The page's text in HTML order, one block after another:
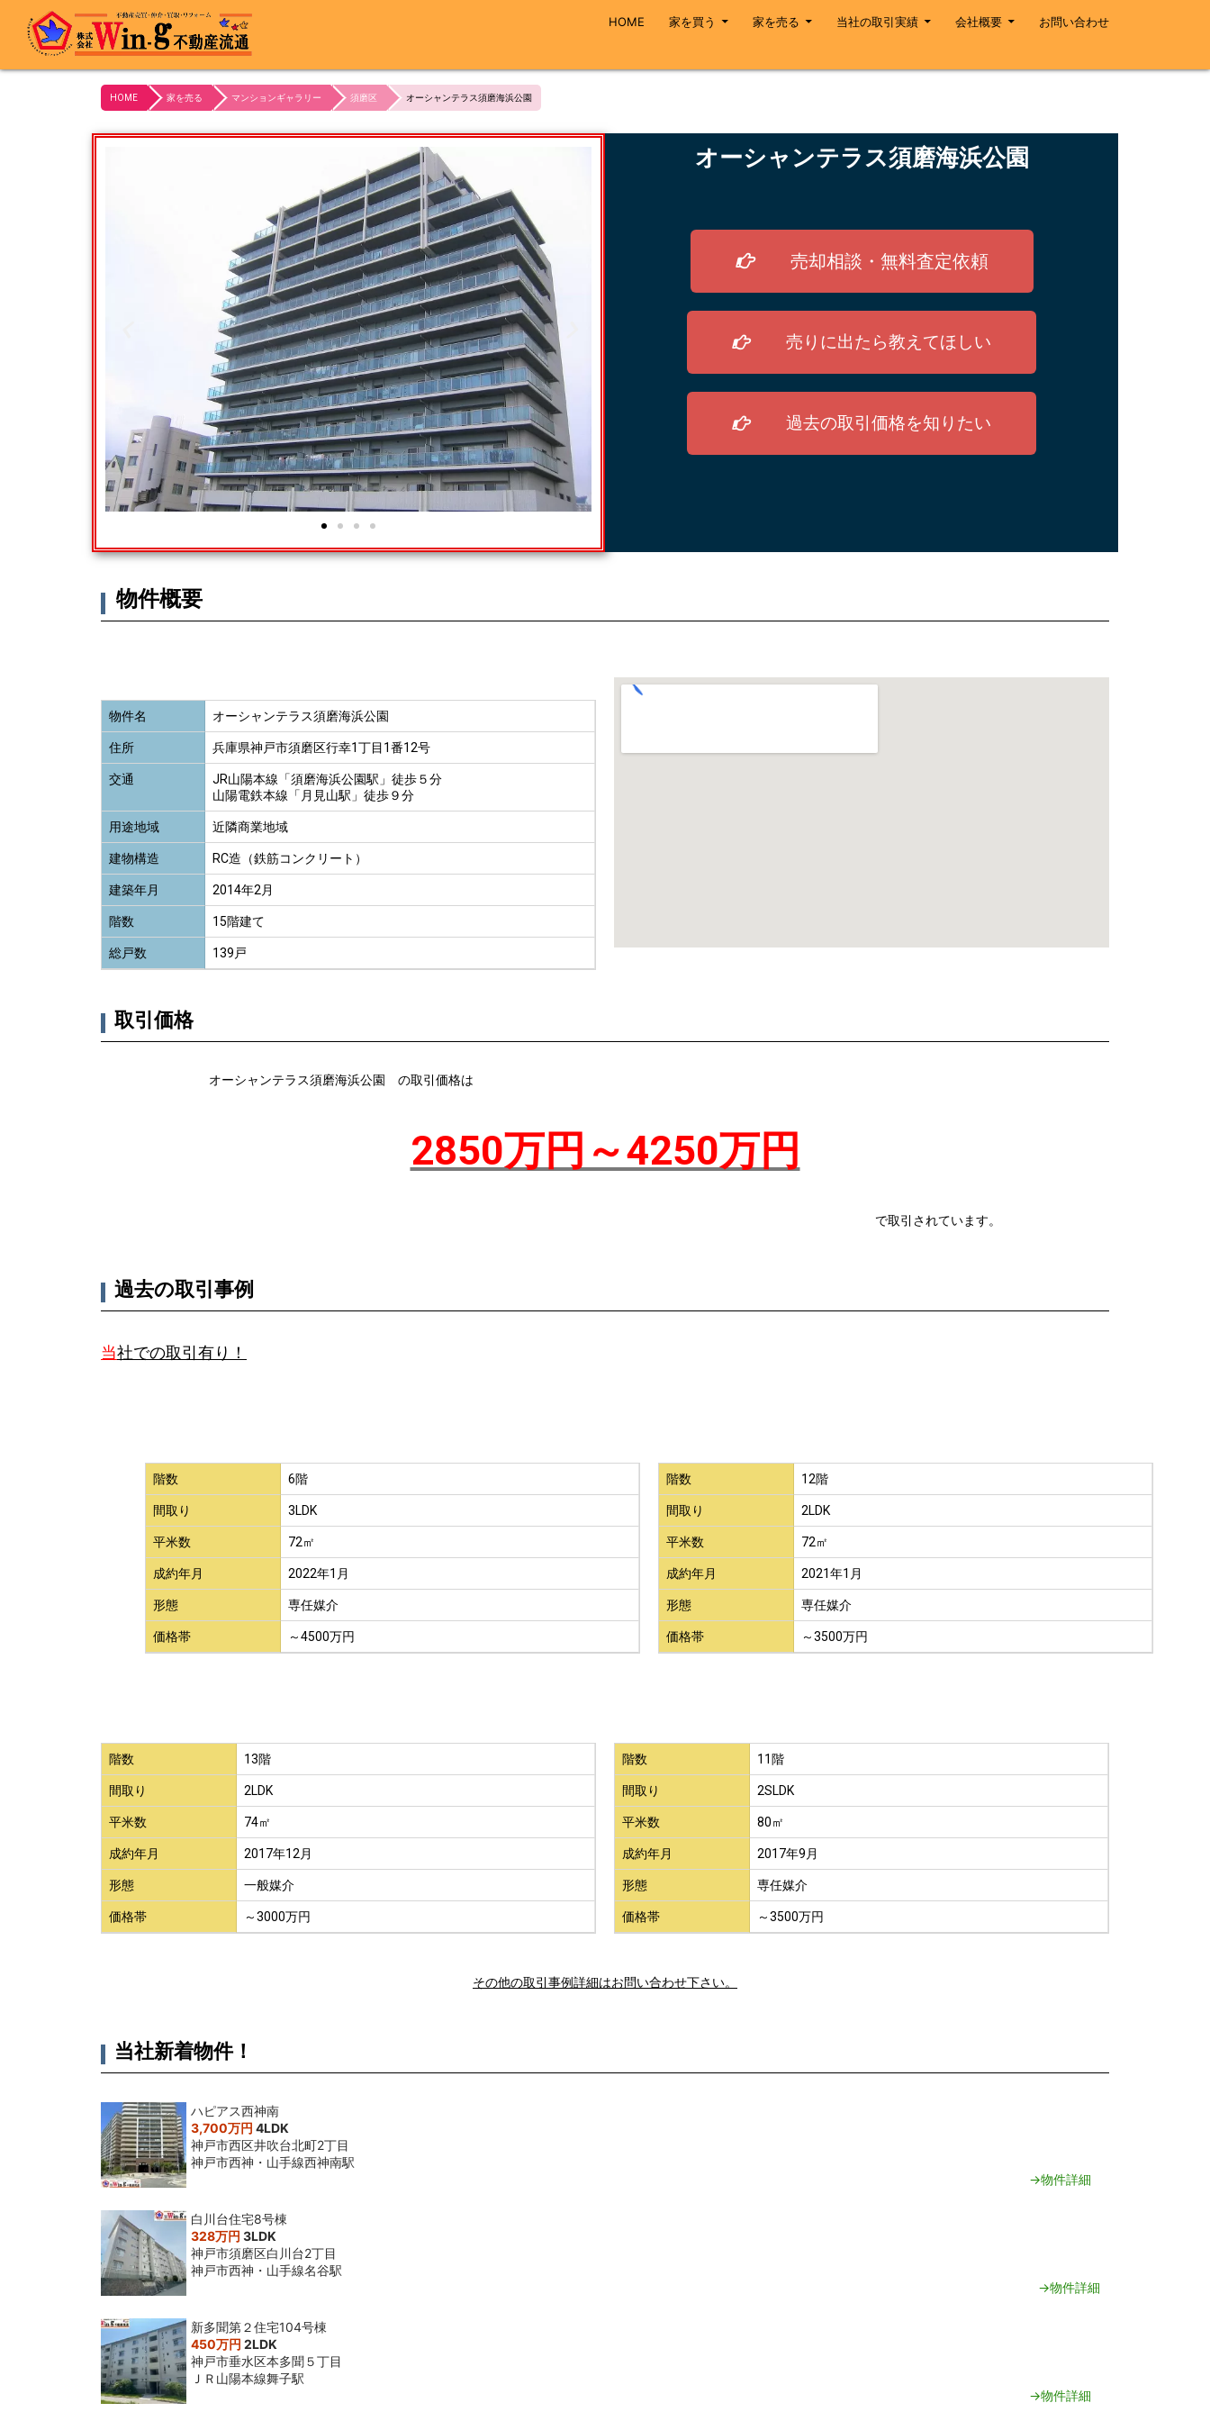
HOME 家を買う 家を売る 当社の取引実績 会社概要 お問い合わせ
最終更新日:2023/10/21
HOME 家を売る マンションギャラリー 須磨区 オーシャンテラス須磨海浜公園
オーシャンテラス須磨海浜公園
売却相談・無料査定依頼
売りに出たら教えてほしい
過去の取引価格を知りたい
物件概要
物件名 オーシャンテラス須磨海浜公園
住所 兵庫県神戸市須磨区行幸1丁目1番12号
交通
JR山陽本線「須磨海浜公園駅」徒歩５分
山陽電鉄本線「月見山駅」徒歩９分
用途地域 近隣商業地域
建物構造 RC造（鉄筋コンクリート）
建築年月 2014年2月
階数 15階建て
総戸数 139戸
取引価格
オーシャンテラス須磨海浜公園 の取引価格は
2850万円～4250万円
で取引されています。
過去の取引事例
当社での取引有り！
階数 6階
間取り 3LDK
平米数 72㎡
成約年月 2022年1月
形態 専任媒介
価格帯 ～4500万円
階数 12階
間取り 2LDK
平米数 72㎡
成約年月 2021年1月
形態 専任媒介
価格帯 ～3500万円
階数 13階
間取り 2LDK
平米数 74㎡
成約年月 2017年12月
形態 一般媒介
価格帯 ～3000万円
階数 11階
間取り 2SLDK
平米数 80㎡
成約年月 2017年9月
形態 専任媒介
価格帯 ～3500万円
その他の取引事例詳細はお問い合わせ下さい。
当社新着物件！
ハピアス西神南
3,700万円 4LDK
神戸市西区井吹台北町2丁目
神戸市西神・山手線西神南駅
→物件詳細
白川台住宅8号棟
328万円 3LDK
神戸市須磨区白川台2丁目
神戸市西神・山手線名谷駅
→物件詳細
新多聞第２住宅104号棟
450万円 2LDK
神戸市垂水区本多聞５丁目
ＪＲ山陽本線舞子駅
→物件詳細